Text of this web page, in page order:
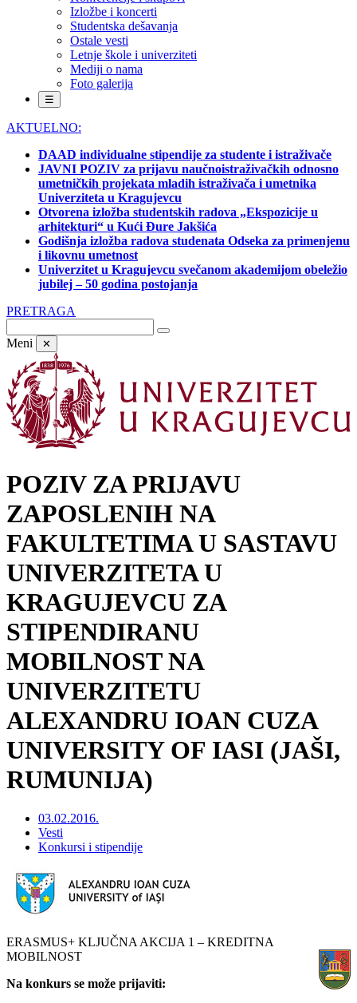
Izložbe i koncerti
Studentska dešavanja
Ostale vesti
Letnje škole i univerziteti
Mediji o nama
Foto galerija
☰
AKTUELNO:
DAAD individualne stipendije za studente i istraživače
JAVNI POZIV za prijavu naučnoistraživačkih odnosno
umetničkih projekata mladih istraživača i umetnika
Univerziteta u Kragujevcu
Otvorena izložba studentskih radova „Ekspozicije u
arhitekturi“ u Kući Đure Jakšića
Godišnja izložba radova studenata Odseka za primenjenu
i likovnu umetnost
Univerzitet u Kragujevcu svečanom akademijom obeležio
jubilej – 50 godina postojanja
PRETRAGA
Meni ✕
POZIV ZA PRIJAVU
ZAPOSLENIH NA
FAKULTETIMA U SASTAVU
UNIVERZITETA U
KRAGUJEVCU ZA
STIPENDIRANU
MOBILNOST NA
UNIVERZITETU
ALEXANDRU IOAN CUZA
UNIVERSITY OF IASI (JAŠI,
RUMUNIJA)
03.02.2016.
Vesti
Konkursi i stipendije
ERASMUS+ KLJUČNA AKCIJA 1 – KREDITNA
MOBILNOST
Na konkurs se može prijaviti: